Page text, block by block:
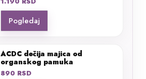
Pogledaj
ACDC dečija majica od
organskog pamuka
890 RSD